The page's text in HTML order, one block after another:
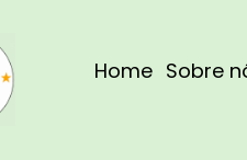
Home Sobre